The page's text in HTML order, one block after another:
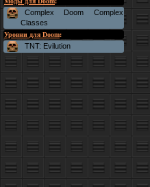
Complex Doom Complex
Classes
Уровни для Doom:
TNT: Evilution